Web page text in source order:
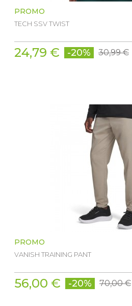
PROMO
TECH SSV TWIST
24,79 € -20% 30,99 €
PROMO
VANISH TRAINING PANT
56,00 € -20% 70,00 €